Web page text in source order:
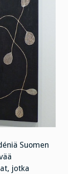
Suomen
jotka